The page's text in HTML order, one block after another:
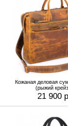
Кожаная деловая
(рыжий
21 900